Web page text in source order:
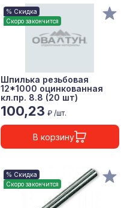
% Скидка
Скоро закончится
Шпилька резьбовая
12*1000 оцинкованная
кл.пр. 8.8 (20 шт)
100,23 ₽ /шт.
В корзину
% Скидка
Скоро закончится